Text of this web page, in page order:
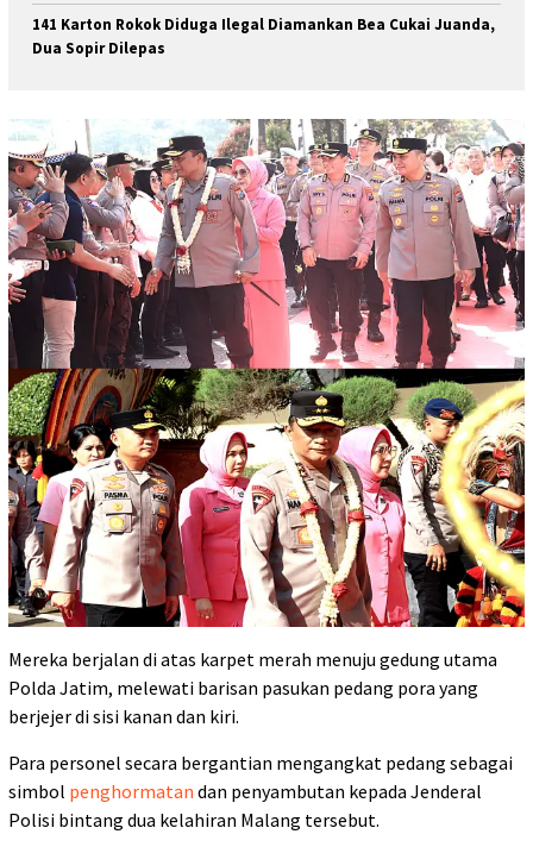
141 Karton Rokok Diduga Ilegal Diamankan Bea Cukai Juanda,
Dua Sopir Dilepas
Mereka berjalan di atas karpet merah menuju gedung utama
Polda Jatim, melewati barisan pasukan pedang pora yang
berjejer di sisi kanan dan kiri.
Para personel secara bergantian mengangkat pedang sebagai
simbol penghormatan dan penyambutan kepada Jenderal
Polisi bintang dua kelahiran Malang tersebut.